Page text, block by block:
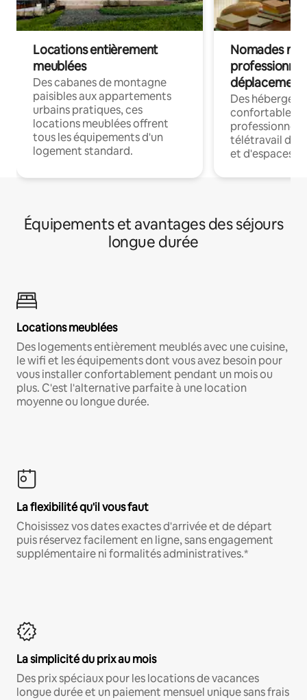
Locations entièrement
meublées
Des cabanes de montagne
paisibles aux appartements
urbains pratiques, ces
locations meublées offrent
tous les équipements d'un
logement standard.
Nomades
déplacement
Des
confortables
professionnels
télétravail
et d'espaces
Équipements et avantages des séjours
longue durée
Locations meublées
Des logements entièrement meublés avec une cuisine,
le wifi et les équipements dont vous avez besoin pour
vous installer confortablement pendant un mois ou
plus. C'est l'alternative parfaite à une location
moyenne ou longue durée.
La flexibilité qu'il vous faut
Choisissez vos dates exactes d'arrivée et de départ
puis réservez facilement en ligne, sans engagement
supplémentaire ni formalités administratives.*
La simplicité du prix au mois
Des prix spéciaux pour les locations de vacances
longue durée et un paiement mensuel unique sans frais